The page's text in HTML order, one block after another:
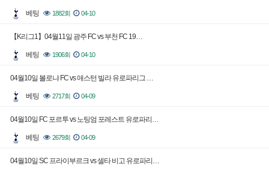
베팅 1882회 04-10
【K리그1】04월11일 광주 FC vs 부천 FC 19…
베팅 1906회 04-10
04월10일 볼로냐 FC vs 애스턴 빌라 유로파리그 …
베팅 2717회 04-09
04월10일 FC 포르투 vs 노팅엄 포레스트 유로파리…
베팅 2679회 04-09
04월10일 SC 프라이부르크 vs 셀타 비고 유로파리…